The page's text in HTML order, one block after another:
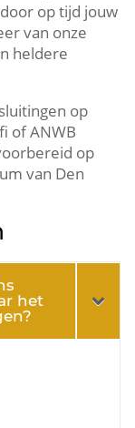
op tijd jouw
van onze
heldere
op
of ANWB
op
van Den
het